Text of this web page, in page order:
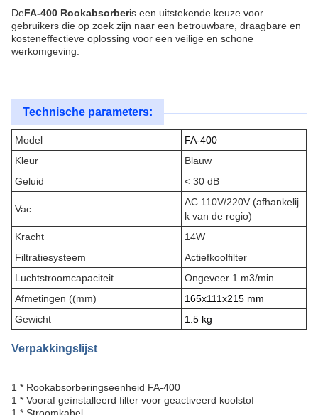
DeFA-400 Rookabsorberis een uitstekende keuze voor
gebruikers die op zoek zijn naar een betrouwbare, draagbare en
kosteneffectieve oplossing voor een veilige en schone
werkomgeving.
Technische parameters:
Model
FA-400
Kleur
Blauw
Geluid
< 30 dB
Vac
AC 110V/220V (afhankelij
k van de regio)
Kracht
14W
Filtratiesysteem
Actiefkoolfilter
Luchtstroomcapaciteit
Ongeveer 1 m3/min
Afmetingen ((mm)
165x111x215 mm
Gewicht
1.5 kg
Verpakkingslijst
1 * Rookabsorberingseenheid FA-400
1 * Vooraf geïnstalleerd filter voor geactiveerd koolstof